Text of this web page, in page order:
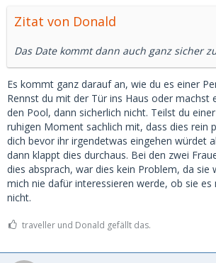
Zitat von Donald
Das Date kommt dann auch ganz sicher
Es kommt ganz darauf an, wie du es einer
Rennst du mit der Tür ins Haus oder machst
den Pool, dann sicherlich nicht. Teilst du
ruhigen Moment sachlich mit, dass dies rein
dich bevor ihr irgendetwas eingehen würdet
dann klappt dies durchaus. Bei den zwei
dies absprach, war dies kein Problem, da sie
mich nie dafür interessieren werde, ob sie es
nicht.
traveller und Donald gefällt das.